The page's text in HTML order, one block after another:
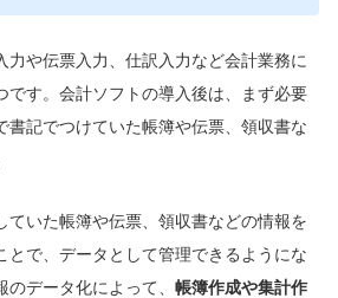
力や伝票入力、仕訳入力など会計業務に
です。会計ソフトの導入後は、まず必要
書記でつけていた帳簿や伝票、領収書な
ていた帳簿や伝票、領収書などの情報を
とで、データとして管理できるようにな
データ化によって、 帳簿作成や集計作